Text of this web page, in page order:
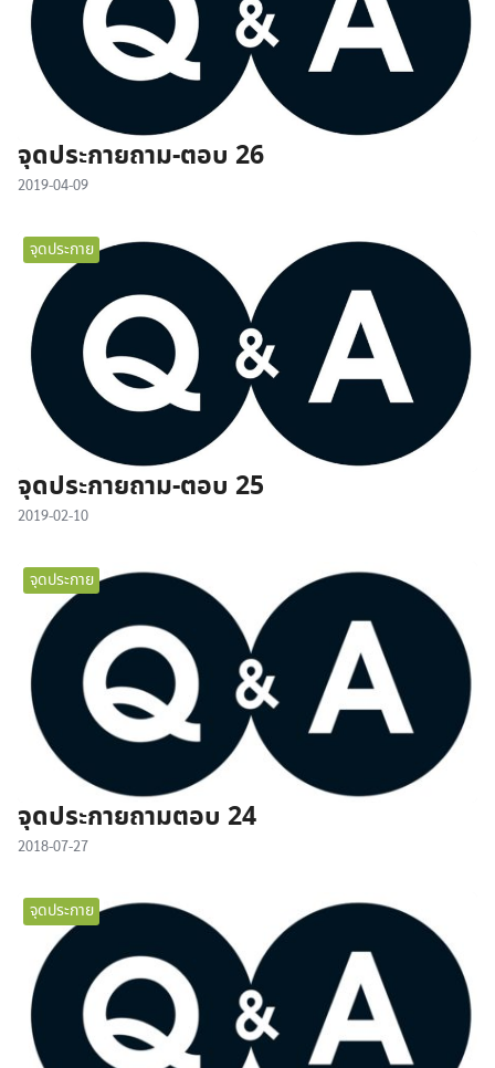
จุดประกายถาม-ตอบ 26
2019-04-09
จุดประกาย
จุดประกายถาม-ตอบ 25
2019-02-10
จุดประกาย
จุดประกายถามตอบ 24
2018-07-27
จุดประกาย